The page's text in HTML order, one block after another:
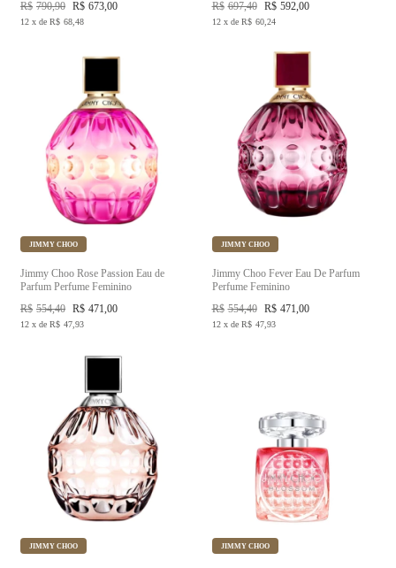
R$ 673,00
R$ 790,90
12 x de R$ 68,48
R$ 592,00
R$ 697,40
12 x de R$ 60,24
JIMMY CHOO
Jimmy Choo Rose Passion Eau de
Parfum Perfume Feminino
R$ 471,00
R$ 554,40
12 x de R$ 47,93
JIMMY CHOO
Jimmy Choo Fever Eau De Parfum
Perfume Feminino
R$ 471,00
R$ 554,40
12 x de R$ 47,93
JIMMY CHOO JIMMY CHOO